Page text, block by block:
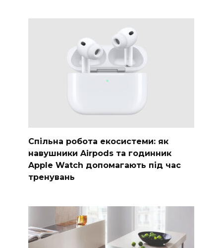
Спільна робота екосистеми: як
навушники Airpods та годинник
Apple Watch допомагають під час
тренувань